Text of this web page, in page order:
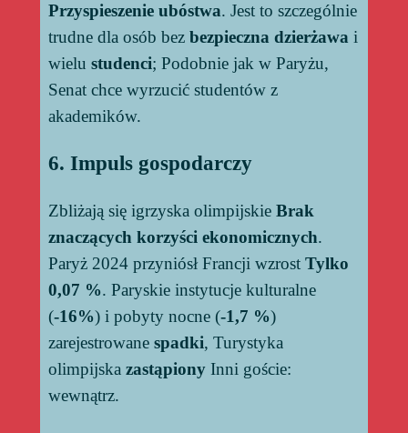
Przyspieszenie ubóstwa. Jest to szczególnie
trudne dla osób bez bezpieczna dzierżawa i
wielu studenci; Podobnie jak w Paryżu,
Senat chce wyrzucić studentów z
akademików.
6. Impuls gospodarczy
Zbliżają się igrzyska olimpijskie Brak
znaczących korzyści ekonomicznych.
Paryż 2024 przyniósł Francji wzrost Tylko
0,07 %. Paryskie instytucje kulturalne
(-16%) i pobyty nocne (-1,7 %)
zarejestrowane spadki, Turystyka
olimpijska zastąpionyInni goście:
wewnątrz.